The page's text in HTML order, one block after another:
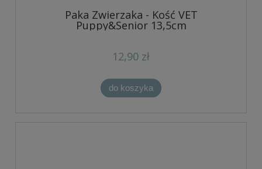
Paka Zwierzaka - Kość VET
Puppy&Senior 13,5cm
12,90 zł
do koszyka